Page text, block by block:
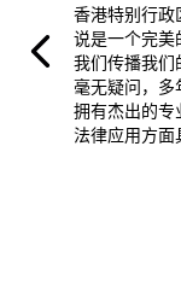
香港特别行政
说是一个完美
我们传播我们
毫无疑问，多
拥有杰出的专
法律应用方面